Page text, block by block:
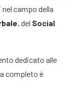
campo della
, del Social
dedicato alle
completo è